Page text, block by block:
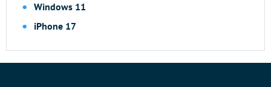
Windows 11
iPhone 17